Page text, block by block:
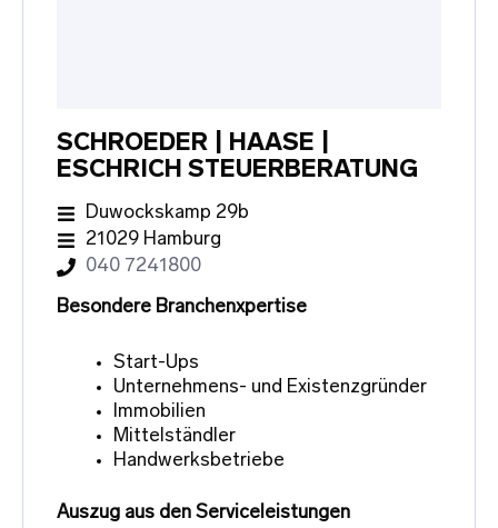
SCHROEDER | HAASE |
ESCHRICH STEUERBERATUNG
Duwockskamp 29b
21029 Hamburg
040 7241800
Besondere Branchenxpertise
Start-Ups
Unternehmens- und Existenzgründer
Immobilien
Mittelständler
Handwerksbetriebe
Auszug aus den Serviceleistungen